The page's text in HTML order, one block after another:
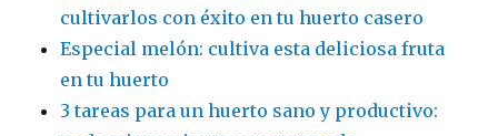
cultivarlos con éxito en tu huerto casero
Especial melón: cultiva esta deliciosa fruta
en tu huerto
3 tareas para un huerto sano y productivo: